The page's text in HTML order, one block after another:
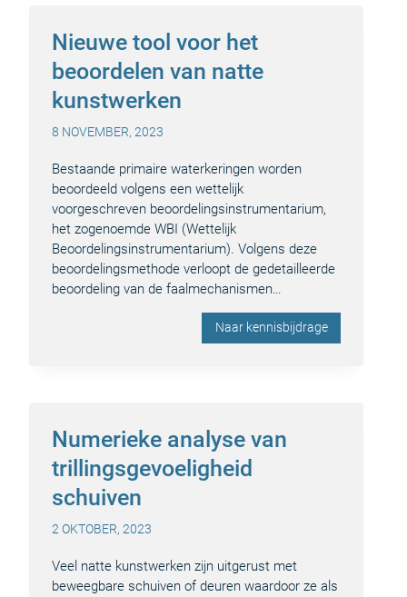
Nieuwe tool voor het
beoordelen van natte
kunstwerken
8 NOVEMBER, 2023
Bestaande primaire waterkeringen worden
beoordeeld volgens een wettelijk
voorgeschreven beoordelingsinstrumentarium,
het zogenoemde WBI (Wettelijk
Beoordelingsinstrumentarium). Volgens deze
beoordelingsmethode verloopt de gedetailleerde
beoordeling van de faalmechanismen…
Naar kennisbijdrage
Numerieke analyse van
trillingsgevoeligheid
schuiven
2 OKTOBER, 2023
Veel natte kunstwerken zijn uitgerust met
beweegbare schuiven of deuren waardoor ze als